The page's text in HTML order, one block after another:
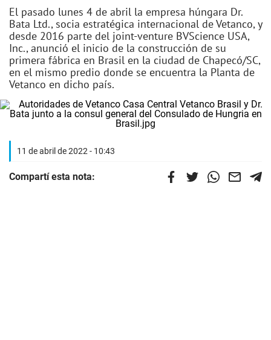
El pasado lunes 4 de abril la empresa húngara Dr.
Bata Ltd., socia estratégica internacional de Vetanco, y
desde 2016 parte del joint-venture BVScience USA,
Inc., anunció el inicio de la construcción de su
primera fábrica en Brasil en la ciudad de Chapecó/SC,
en el mismo predio donde se encuentra la Planta de
Vetanco en dicho país.
11 de abril de 2022 - 10:43
Compartí esta nota: